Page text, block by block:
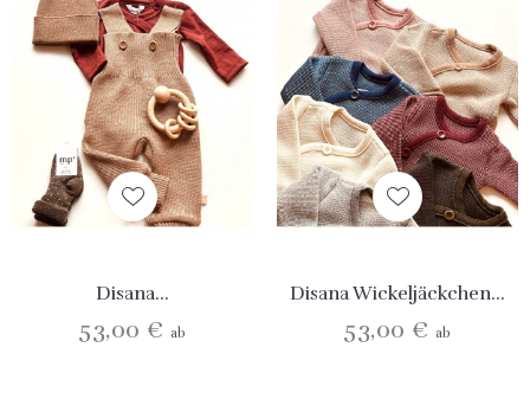
Disana...
53,00 € ab
Disana Wickeljäckchen...
53,00 € ab